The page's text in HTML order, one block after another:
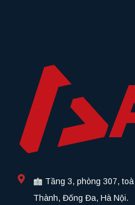
Tầng 3, phòng 307,
Thành, Đống Đa, Hà Nội.